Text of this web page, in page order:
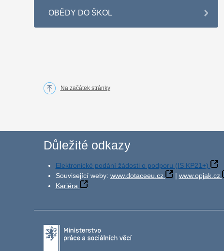
OBĚDY DO ŠKOL
Na začátek stránky
Důležité odkazy
Elektronické podání žádosti o podporu (IS KP21+)
Související weby: www.dotaceeu.cz | www.opjak.cz
Kariéra